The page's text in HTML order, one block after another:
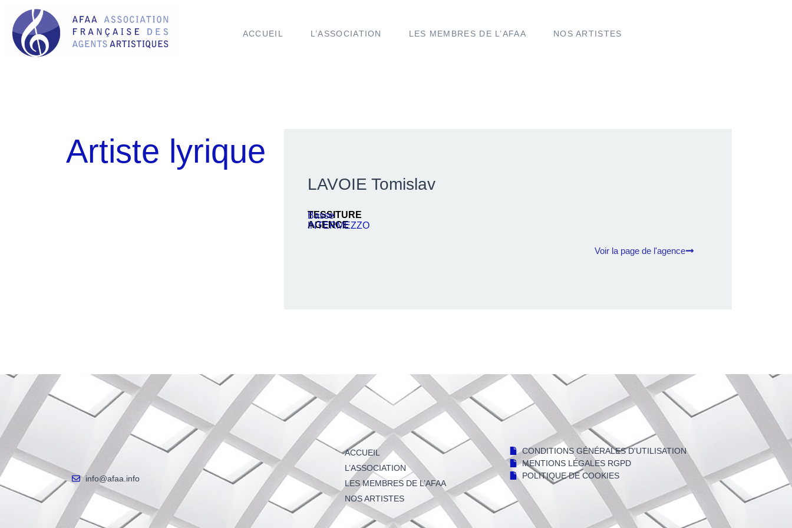
ACCUEIL L’ASSOCIATION LES MEMBRES DE L’AFAA NOS ARTISTES
Artiste lyrique
LAVOIE Tomislav
TESSITURE
Basse
AGENCE
INTERMEZZO
Voir la page de l'agence
info@afaa.info
ACCUEIL
L’ASSOCIATION
LES MEMBRES DE L’AFAA
NOS ARTISTES
CONDITIONS GÉNÉRALES D'UTILISATION
MENTIONS LÉGALES RGPD
POLITIQUE DE COOKIES